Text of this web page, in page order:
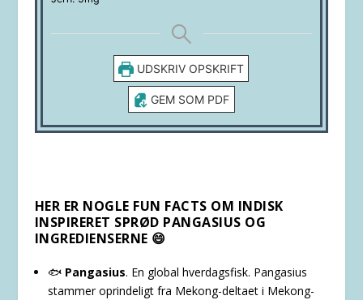
UDSKRIV OPSKRIFT
GEM SOM PDF
HER ER NOGLE FUN FACTS OM INDISK
INSPIRERET SPRØD PANGASIUS OG
INGREDIENSERNE 😄
🐟 Pangasius. En global hverdagsfisk. Pangasius
stammer oprindeligt fra Mekong-deltaet i Mekong-